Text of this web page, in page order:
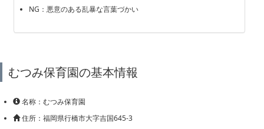
NG：悪意のある乱暴な言葉づかい
むつみ保育園の基本情報
名称：むつみ保育園
住所：福岡県行橋市大字吉国645-3